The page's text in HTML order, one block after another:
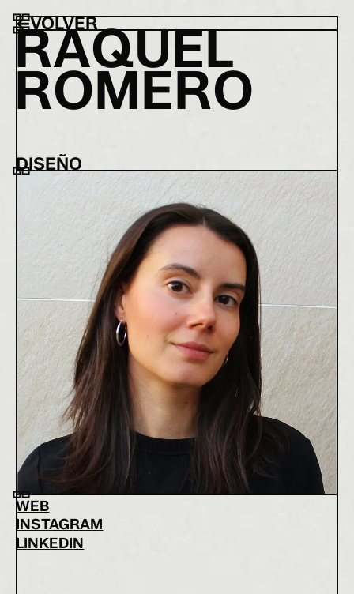
←VOLVER
RAQUEL
ROMERO
DISEÑO
WEB
INSTAGRAM
LINKEDIN